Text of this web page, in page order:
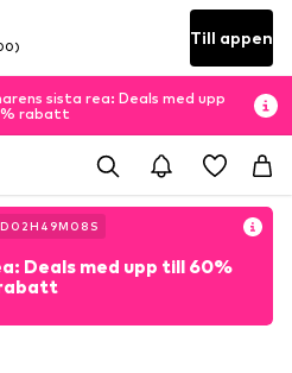
Till appen
sista rea: Deals med upp
rabatt
D 02H 49M 05 S
Deals med upp till 60%